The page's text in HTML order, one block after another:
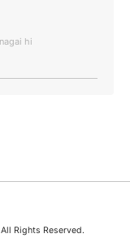
hi
Rights Reserved.